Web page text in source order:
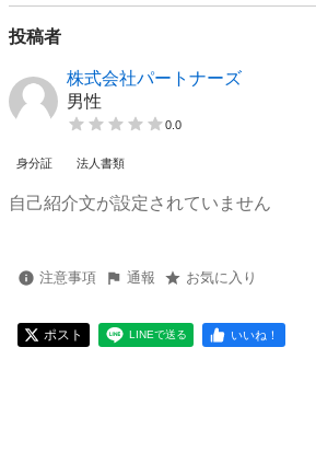
投稿者
株式会社パートナーズ
男性
0.0
身分証 法人書類
自己紹介文が設定されていません
注意事項 通報 お気に入り
ポスト LINEで送る いいね！